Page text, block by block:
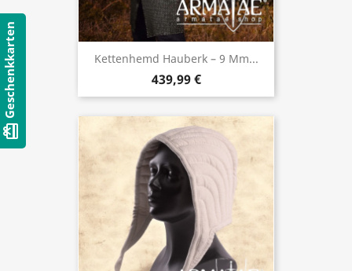
Kettenhemd Hauberk – 9 Mm...
439,99 €
card_giftcard
Geschenkkarten